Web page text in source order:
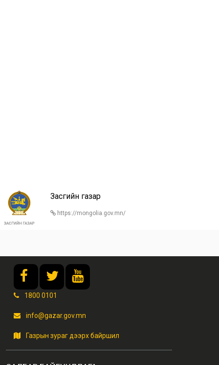
Засгийн газар
https://mongolia.gov.mn/
1800 0101
info@gazar.gov.mn
Газрын зураг дээрх байршил